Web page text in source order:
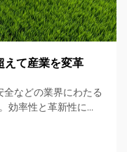
えて産業を変革
などの業界にわたる
効率性と革新性に与